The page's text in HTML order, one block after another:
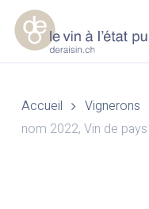
Skip
main
content
Accueil Vignerons
nom 2022, Vin de